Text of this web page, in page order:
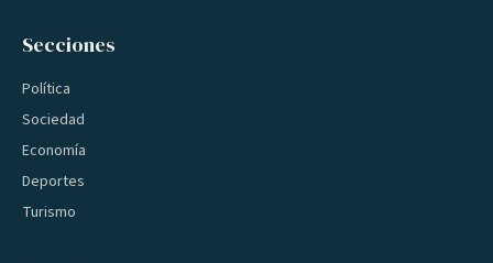
Secciones
Política
Sociedad
Economía
Deportes
Turismo